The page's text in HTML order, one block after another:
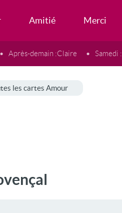
Amitié Merci
Après-demain :Claire Samedi :
les cartes Amour